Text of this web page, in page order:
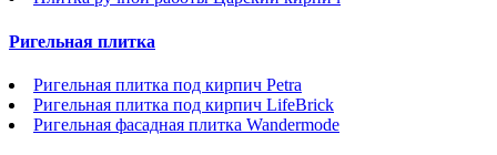
Ригельная плитка
Ригельная плитка под кирпич Petra
Ригельная плитка под кирпич LifeBrick
Ригельная фасадная плитка Wandermode